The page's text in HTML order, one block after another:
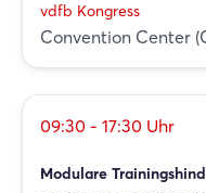
vdfb Kongress
Convention Center
09:30 - 17:30 Uhr
Modulare